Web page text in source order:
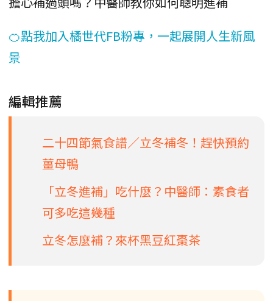
🍊點我加入橘世代FB粉專，一起展開人生新風
景
編輯推薦
二十四節氣食譜／立冬補冬！趕快預約
薑母鴨
「立冬進補」吃什麼？中醫師：素食者
可多吃這幾種
立冬怎麼補？來杯黑豆紅棗茶